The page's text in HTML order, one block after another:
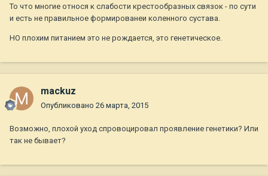
То что многие относя к слабости крестообразных связок - по сути
и есть не правильное формированеи коленного сустава.
НО плохим питанием это не рождается, это генетическое.
mackuz
Опубликовано 26 марта, 2015
Возможно, плохой уход спровоцировал проявление генетики? Или
так не бывает?